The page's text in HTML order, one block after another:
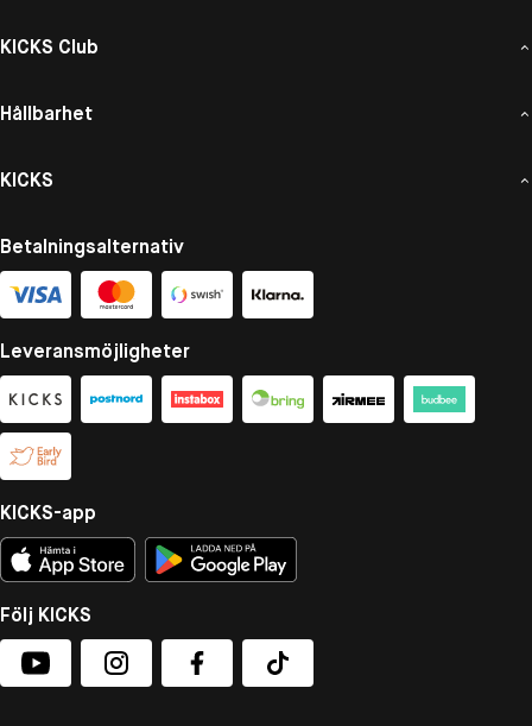
KICKS Club
Hållbarhet
KICKS
Betalningsalternativ
Leveransmöjligheter
KICKS-app
Följ KICKS